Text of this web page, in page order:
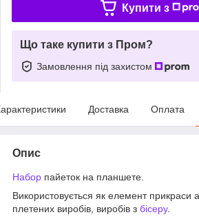
Купити з
Що таке купити з Пром?
Замовлення під захистом
Доставка Оплата
Опис
Набор пайеток на планшете.
Використовується як елемент прикраси
плетених виробів, виробів з бісеру.